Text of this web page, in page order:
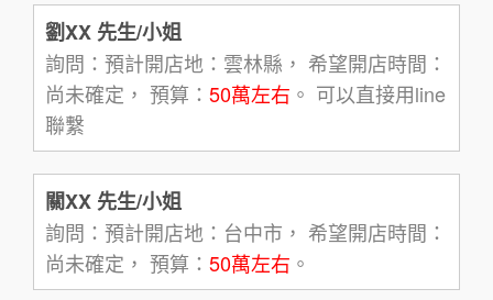
劉XX 先生/小姐
詢問：預計開店地：雲林縣， 希望開店時間：
尚未確定， 預算： 50萬左右 。 可以直接用line
聯繫
關XX 先生/小姐
詢問：預計開店地：台中市， 希望開店時間：
尚未確定， 預算： 50萬左右 。